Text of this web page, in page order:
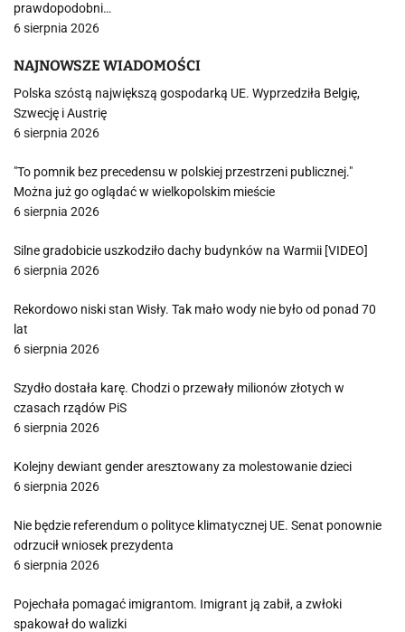
prawdopodobni…
6 sierpnia 2026
NAJNOWSZE WIADOMOŚCI
Polska szóstą największą gospodarką UE. Wyprzedziła Belgię,
Szwecję i Austrię
6 sierpnia 2026
"To pomnik bez precedensu w polskiej przestrzeni publicznej."
Można już go oglądać w wielkopolskim mieście
6 sierpnia 2026
Silne gradobicie uszkodziło dachy budynków na Warmii [VIDEO]
6 sierpnia 2026
Rekordowo niski stan Wisły. Tak mało wody nie było od ponad 70
lat
6 sierpnia 2026
Szydło dostała karę. Chodzi o przewały milionów złotych w
czasach rządów PiS
6 sierpnia 2026
Kolejny dewiant gender aresztowany za molestowanie dzieci
6 sierpnia 2026
Nie będzie referendum o polityce klimatycznej UE. Senat ponownie
odrzucił wniosek prezydenta
6 sierpnia 2026
Pojechała pomagać imigrantom. Imigrant ją zabił, a zwłoki
spakował do walizki